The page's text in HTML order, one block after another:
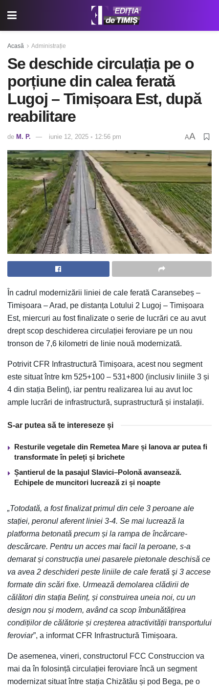
Acasă Administrație
Se deschide circulația pe o
porțiune din calea ferată
Lugoj – Timișoara Est, după
reabilitare
de M. P. iunie 12, 2025 ◦ 12:56 pm AA
În cadrul modernizării liniei de cale ferată Caransebeș –
Timișoara – Arad, pe distanța Lotului 2 Lugoj – Timișoara
Est, miercuri au fost finalizate o serie de lucrări ce au avut
drept scop deschiderea circulației feroviare pe un nou
tronson de 7,6 kilometri de linie nouă modernizată.
Potrivit CFR Infrastructură Timișoara, acest nou segment
este situat între km 525+100 – 531+800 (inclusiv liniile 3 și
4 din stația Belinț), iar pentru realizarea lui au avut loc
ample lucrări de infrastructură, suprastructură și instalații.
S-ar putea să te intereseze și
Resturile vegetale din Remetea Mare și Ianova ar putea fi
transformate în peleți și brichete
Șantierul de la pasajul Slavici–Polonă avansează.
Echipele de muncitori lucrează zi și noapte
„Totodată, a fost finalizat primul din cele 3 peroane ale
stației, peronul aferent liniei 3-4. Se mai lucrează la
platforma betonată precum și la rampa de încărcare-
descărcare. Pentru un acces mai facil la peroane, s-a
demarat și construcția unei pasarele pietonale deschisă ce
va avea 2 deschideri peste liniile de cale ferată şi 3 accese
formate din scări fixe. Urmează demolarea clădirii de
călători din stația Belinț, și construirea uneia noi, cu un
design nou și modern, având ca scop îmbunătățirea
condițiilor de călătorie și creșterea atractivității transportului
feroviar”, a informat CFR Infrastructură Timișoara.
De asemenea, vineri, constructorul FCC Construccion va
mai da în folosință circulației feroviare încă un segment
modernizat situat între stația Chizătău și pod Bega, pe o